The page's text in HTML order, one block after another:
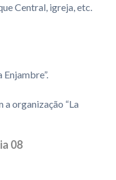
Central, igreja, etc.
a organização “La
08